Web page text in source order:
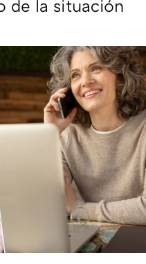
de la situación